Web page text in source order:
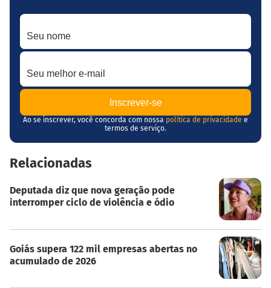
Seu nome
Seu melhor e-mail
Ao se inscrever, você concorda com nossa política de privacidade e
termos de serviço.
Relacionadas
Deputada diz que nova geração pode
interromper ciclo de violência e ódio
Goiás supera 122 mil empresas abertas no
acumulado de 2026